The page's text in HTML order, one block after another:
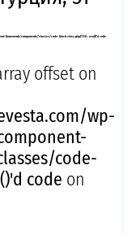
components/classes/code-block.class.php(133) : eval()'d code
offset on
wp-
code-
code on